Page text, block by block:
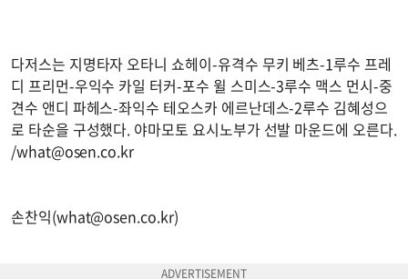
다저스는 지명타자 오타니 쇼헤이-유격수 무키 베츠-1루수 프레
디 프리먼-우익수 카일 터커-포수 윌 스미스-3루수 맥스 먼시-중
견수 앤디 파헤스-좌익수 테오스카 에르난데스-2루수 김혜성으
로 타순을 구성했다. 야마모토 요시노부가 선발 마운드에 오른다.
/what@osen.co.kr
손찬익(what@osen.co.kr)